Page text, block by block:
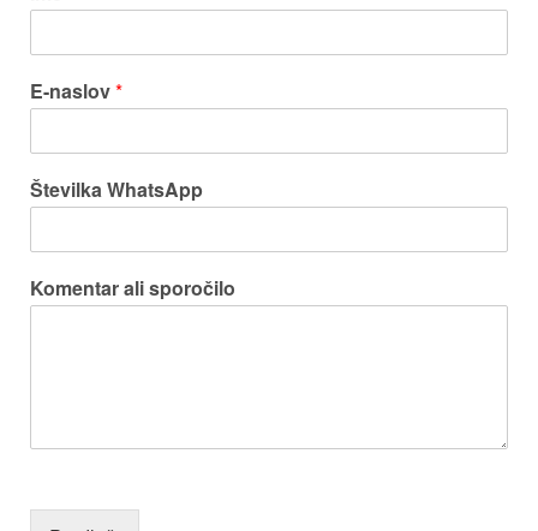
E-naslov*
Številka WhatsApp
Komentar ali sporočilo